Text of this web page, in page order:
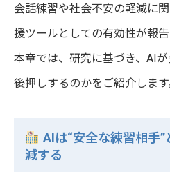
会話練習や社会不安の軽減に
援ツールとしての有効性が報告
本章では、研究に基づき、AI
後押しするのかをご紹介します
AIは“安全な練習相手
減する